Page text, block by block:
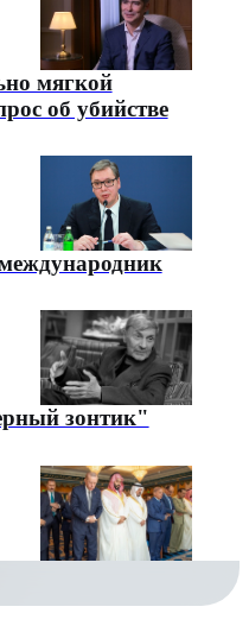
мягкой
об убийстве
зонтик"